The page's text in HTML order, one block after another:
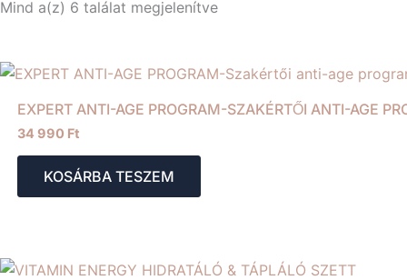
Mind a(z) 6 találat megjelenítveby
EXPERT ANTI-AGE PROGRAM-SZAKÉRTŐI ANTI-AGE
34 990 Ft
KOSÁRBA TESZEM